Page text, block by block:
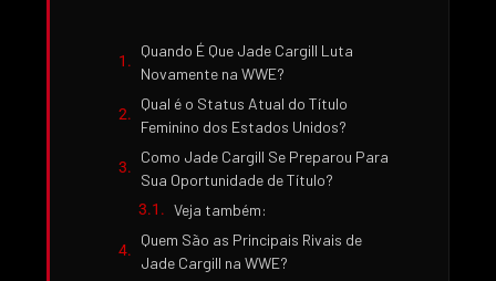
Quando É Que Jade Cargill Luta
Novamente na WWE?
Qual é o Status Atual do Título
Feminino dos Estados Unidos?
Como Jade Cargill Se Preparou Para
Sua Oportunidade de Título?
Veja também:
Quem São as Principais Rivais de
Jade Cargill na WWE?